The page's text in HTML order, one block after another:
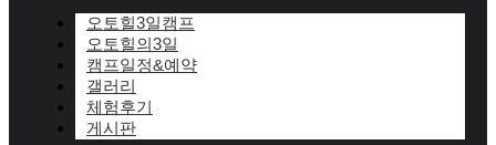
오토힐3일캠프
오토힐의3일
캠프일정&예약
갤러리
체험후기
게시판